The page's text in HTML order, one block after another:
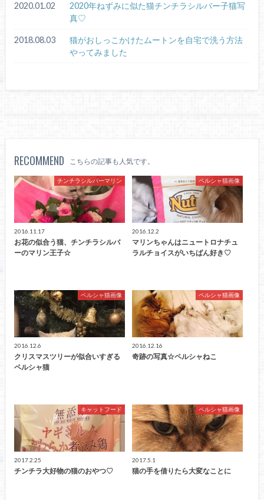
2020.01.02
2020年ねずみに似た猫チンチラシルバー子猫写
真♡
2018.08.03
猫がおしっこかけたムートンを自宅で洗う方法
やってみました
RECOMMEND こちらの記事も人気です。
チンチラシルバーマリン
2016.11.17
お花の似合う猫、チンチラシルバ
ーのマリン王子☆
ペルシャ猫画像
2016.12.2
マリンちゃんはニュートロナチュ
ラルチョイスがいちばん好き♡
ペルシャ猫画像
2016.12.6
クリスマスツリーが似合いすぎる
ペルシャ猫
ペルシャ猫画像
2016.12.16
奇跡の写真☆ペルシャねこ
キャットフード
2017.2.25
チンチラ大好物の猫のおやつ♡
ペルシャ猫画像
2017.5.1
猫の手を借りたら大変なことに